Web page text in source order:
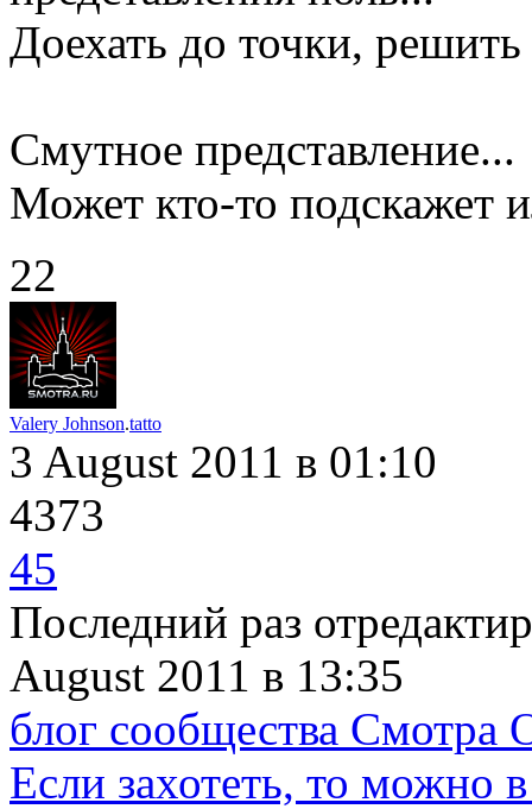
Доехать до точки, решить
Смутное представление...
Может кто-то подскажет
22
Valery Johnson.tatto
3 August 2011 в 01:10
4373
45
Последний раз
August 2011 в 13:35
блог сообщества Смотра
Если захотеть, то можно